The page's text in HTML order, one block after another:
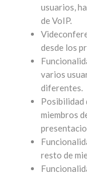
usuarios,
de VoIP.
desde los
varios
diferentes.
Posibilidad
miembros
resto de